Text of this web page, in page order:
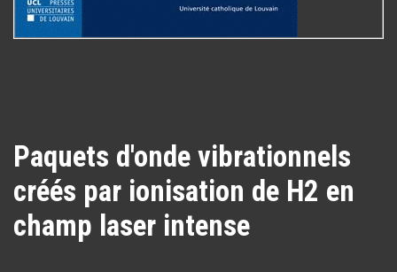
Paquets d'onde vibrationnels
créés par ionisation de H2 en
champ laser intense